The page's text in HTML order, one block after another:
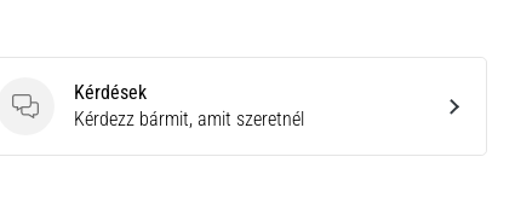
Kérdések
Kérdések
Kérdezz bármit, amit szeretnél